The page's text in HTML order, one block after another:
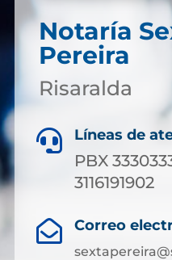
Notaría
Pereira
Risaralda
 Líneas de
PBX
3116191902
 Correo